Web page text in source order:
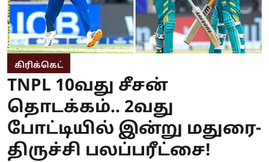
கிரிக்கெட்
TNPL 10வது சீசன்
தொடக்கம்.. 2வது
போட்டியில் இன்று மதுரை-
திருச்சி பலப்பரீட்சை!